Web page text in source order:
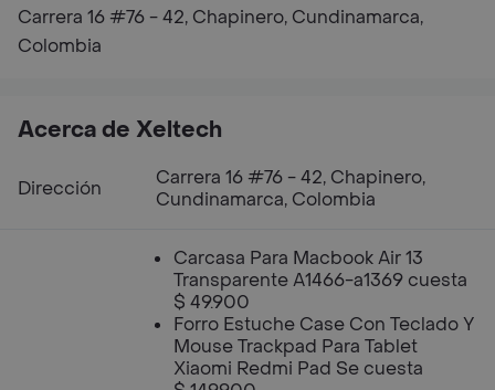
Carrera 16 #76 - 42, Chapinero, Cundinamarca,
Colombia
Acerca de Xeltech
Dirección
Carrera 16 #76 - 42, Chapinero,
Cundinamarca, Colombia
Carcasa Para Macbook Air 13
Transparente A1466-a1369 cuesta
$ 49.900
Forro Estuche Case Con Teclado Y
Mouse Trackpad Para Tablet
Xiaomi Redmi Pad Se cuesta